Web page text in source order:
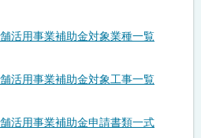
活用事業補助金対象業種一覧
活用事業補助金対象工事一覧
活用事業補助金申請書類一式